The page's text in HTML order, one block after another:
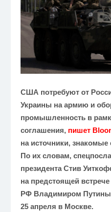
США потребуют от
Украины на армию и
промышленность в
соглашения, пишет
на источники, знакомые
По их словам,
президента Стив
на предстоящей
РФ Владимиром
25 апреля в Москве.